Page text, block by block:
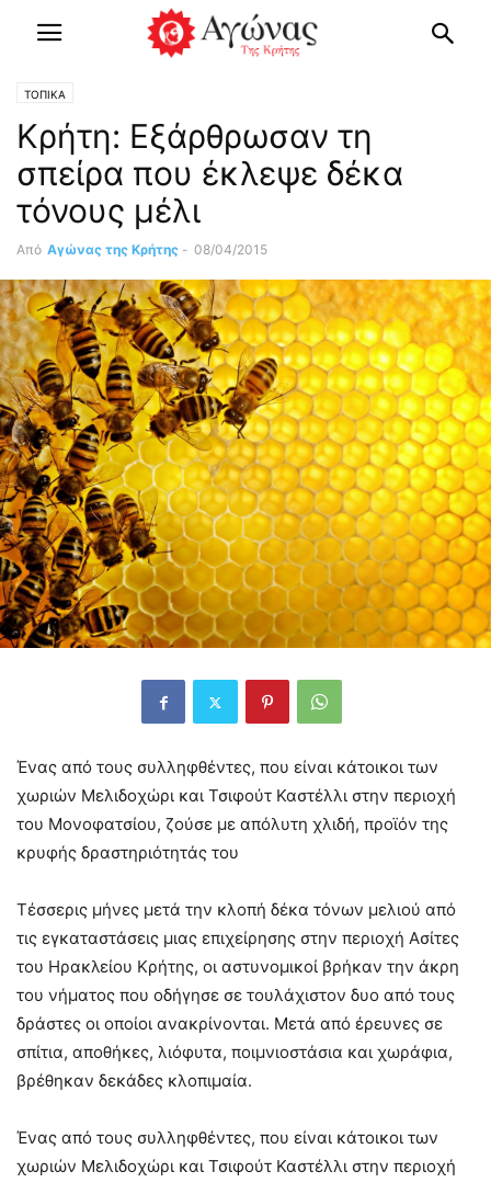
ΤΟΠΙΚΑ
Κρήτη: Εξάρθρωσαν τη
σπείρα που έκλεψε δέκα
τόνους μέλι
Από Αγώνας της Κρήτης - 08/04/2015
Ένας από τους συλληφθέντες, που είναι κάτοικοι των
χωριών Μελιδοχώρι και Τσιφούτ Καστέλλι στην περιοχή
του Μονοφατσίου, ζούσε με απόλυτη χλιδή, προϊόν της
κρυφής δραστηριότητάς του
Τέσσερις μήνες μετά την κλοπή δέκα τόνων μελιού από
τις εγκαταστάσεις μιας επιχείρησης στην περιοχή Ασίτες
του Ηρακλείου Κρήτης, οι αστυνομικοί βρήκαν την άκρη
του νήματος που οδήγησε σε τουλάχιστον δυο από τους
δράστες οι οποίοι ανακρίνονται. Μετά από έρευνες σε
σπίτια, αποθήκες, λιόφυτα, ποιμνιοστάσια και χωράφια,
βρέθηκαν δεκάδες κλοπιμαία.
Ένας από τους συλληφθέντες, που είναι κάτοικοι των
χωριών Μελιδοχώρι και Τσιφούτ Καστέλλι στην περιοχή